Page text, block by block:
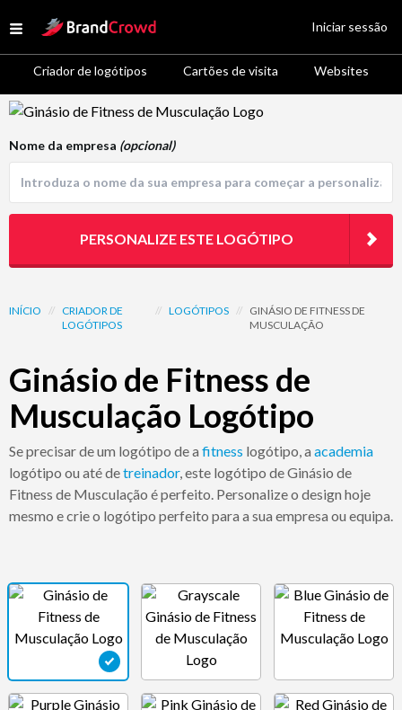
Open menu
Site Logo
Criador de logótipos Cartões de visita Websites
Iniciar sessão
Logo Template Preview
INÍCIO // CRIADOR DE
LOGÓTIPOS
// LOGÓTIPOS // GINÁSIO DE FITNESS DE
MUSCULAÇÃO
Ginásio de Fitness de
Musculação Logótipo
Se precisar de um logótipo de a fitness logótipo, a academia
logótipo ou até detreinador, este logótipo de Ginásio de
Fitness de Musculação é perfeito. Personalize o design hoje
mesmo e crie o logótipo perfeito para a sua empresa ou equipa.
Nome da empresa (opcional)
PERSONALIZE ESTE LOGÓTIPO